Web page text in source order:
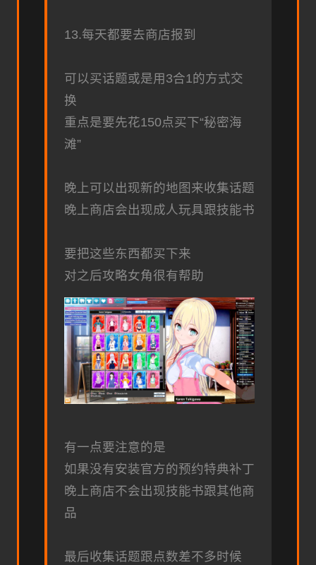
13.每天都要去商店报到
可以买话题或是用3合1的方式交
换
重点是要先花150点买下“秘密海
滩”
晚上可以出现新的地图来收集话题
晚上商店会出现成人玩具跟技能书
要把这些东西都买下来
对之后攻略女角很有帮助
有一点要注意的是
如果没有安装官方的预约特典补丁
晚上商店不会出现技能书跟其他商
品
最后收集话题跟点数差不多时候